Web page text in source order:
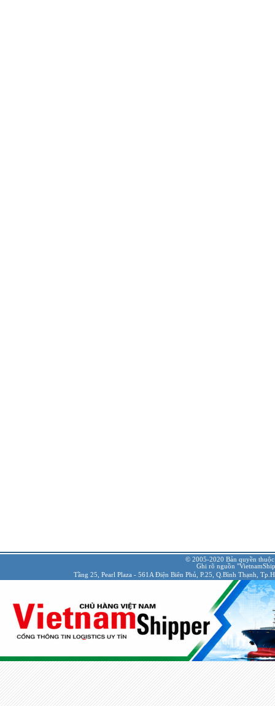
© 2005-2020 Bản quyền
Ghi rõ nguồn
Tầng 25, Pearl Plaza - 561A Điện Biên Phủ, P.25, Q.Bình Thạnh,